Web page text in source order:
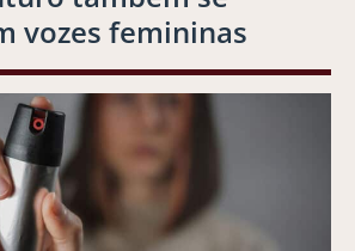
vozes femininas